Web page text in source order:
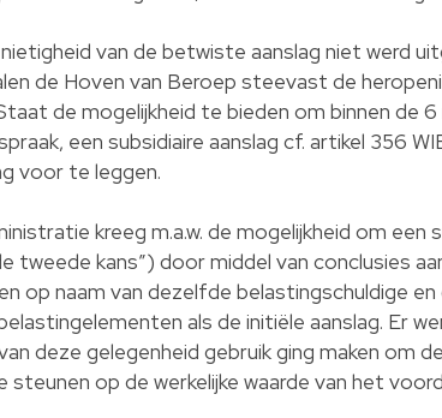
van de betwiste aanslag niet werd
de Hoven van Beroep steevast de
de mogelijkheid te bieden om binnen de
een subsidiaire aanslag cf. artikel 356
voor te leggen.
kreeg m.a.w. de mogelijkheid om een
tweede kans”) door middel van conclusies
op naam van dezelfde belastingschuldige
als de initiële aanslag. Er
deze gelegenheid gebruik ging maken om
steunen op de werkelijke waarde van het